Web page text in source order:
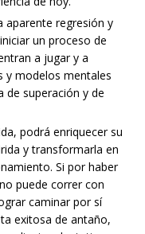
aparente regresión y
un proceso de
a jugar y a
y modelos mentales
de superación y de
podrá enriquecer su
y transformarla en
Si por haber
puede correr con
caminar por sí
exitosa de antaño,